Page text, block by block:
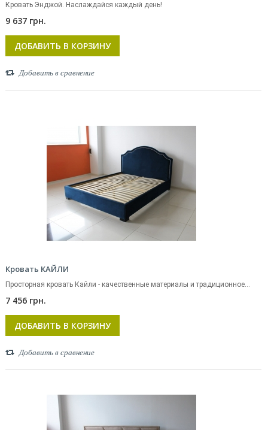
Кровать Энджой. Наслаждайся каждый день!
9 637 грн.
ДОБАВИТЬ В КОРЗИНУ
Добавить в сравнение
Кровать КАЙЛИ
Просторная кровать Кайли - качественные материалы и традиционное...
7 456 грн.
ДОБАВИТЬ В КОРЗИНУ
Добавить в сравнение